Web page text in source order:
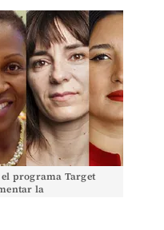
programa Target
la